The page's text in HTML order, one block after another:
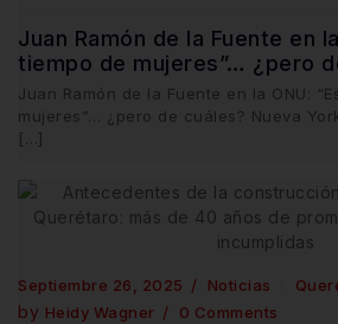
Juan Ramón de la Fuente en
tiempo de mujeres”… ¿pero
Juan Ramón de la Fuente en la ONU:
mujeres”… ¿pero de cuáles? Nueva
[…]
Septiembre 26, 2025 Noticias
by Heidy Wagner 0 Comments